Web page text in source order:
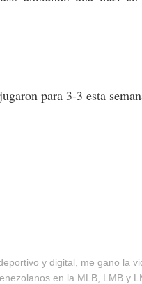
para 3-3 esta
y digital, me gano la
en la MLB, LMB y